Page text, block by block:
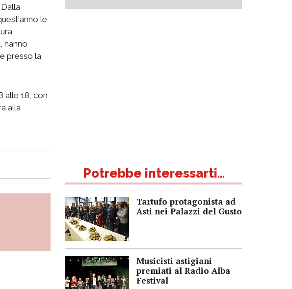
le
hanno
presso la
alle 18, con
alla
Potrebbe interessarti...
Tartufo protagonista ad
Asti nei Palazzi del Gusto
Musicisti astigiani
premiati al Radio Alba
Festival